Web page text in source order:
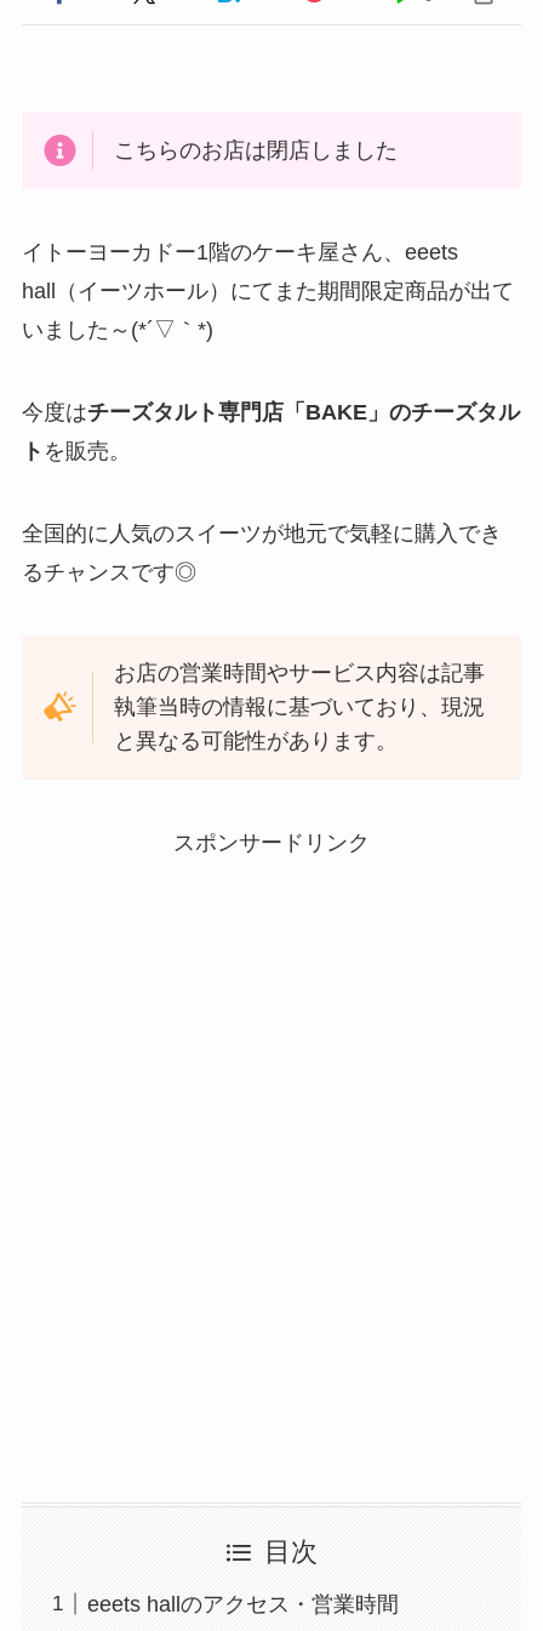
こちらのお店は閉店しました
イトーヨーカドー1階のケーキ屋さん、eeets
hall（イーツホール）にてまた期間限定商品が出て
いました～(*´▽｀*)
今度はチーズタルト専門店「BAKE」のチーズタル
ト を販売。
全国的に人気のスイーツが地元で気軽に購入でき
るチャンスです◎
お店の営業時間やサービス内容は記事
執筆当時の情報に基づいており、現況
と異なる可能性があります。
スポンサードリンク
目次
eeets hallのアクセス・営業時間